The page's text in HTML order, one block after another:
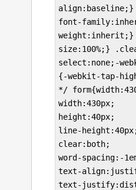
align:baseline;}
font-
weight:inherit;}
size:100%;}
select:none;-
{-webkit-tap-
*/
width:430px;
height:40px;
line-
clear:both;
word-spacing:-
text-
text-